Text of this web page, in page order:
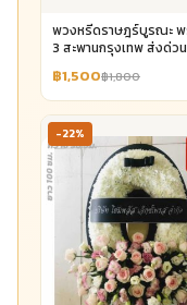
พวงหรีดราษฎร์บูรณะ พ
3 สะพานกรุงเทพ ส่งด่วน
฿1,500฿1,800
-22%